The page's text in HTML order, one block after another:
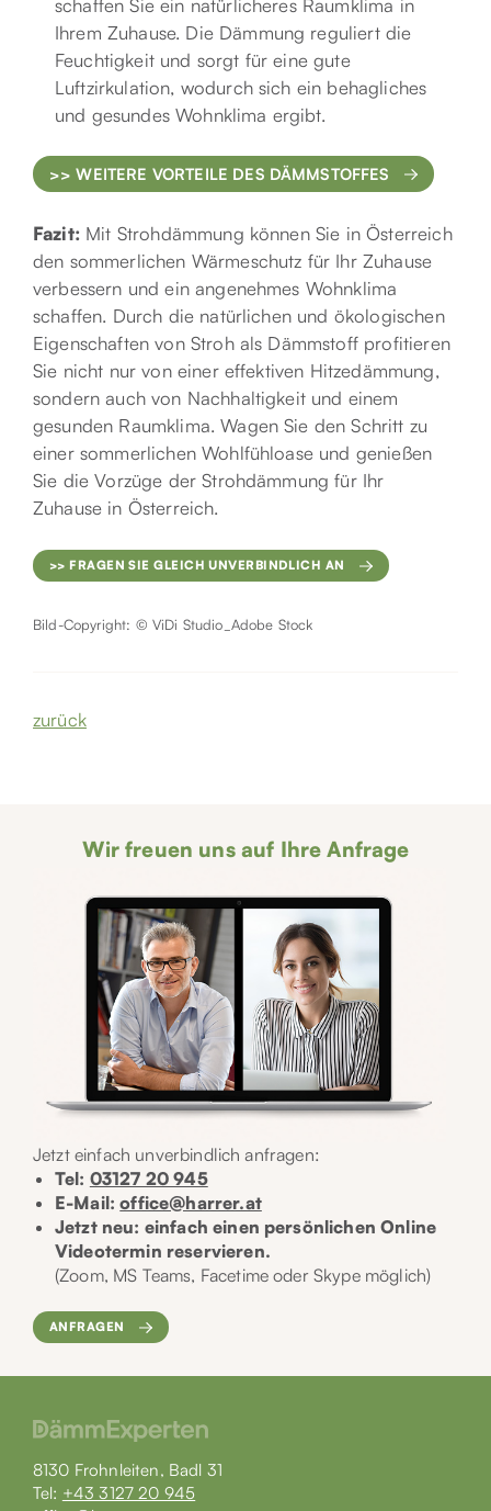
Ihrem Zuhause. Die Dämmung reguliert die
Feuchtigkeit und sorgt für eine gute
Luftzirkulation, wodurch sich ein behagliches
und gesundes Wohnklima ergibt.
>> WEITERE VORTEILE DES DÄMMSTOFFES
Fazit: Mit Strohdämmung können Sie in Österreich
den sommerlichen Wärmeschutz für Ihr Zuhause
verbessern und ein angenehmes Wohnklima
schaffen. Durch die natürlichen und ökologischen
Eigenschaften von Stroh als Dämmstoff profitieren
Sie nicht nur von einer effektiven Hitzedämmung,
sondern auch von Nachhaltigkeit und einem
gesunden Raumklima. Wagen Sie den Schritt zu
einer sommerlichen Wohlfühloase und genießen
Sie die Vorzüge der Strohdämmung für Ihr
Zuhause in Österreich.
>> FRAGEN SIE GLEICH UNVERBINDLICH AN
Bild-Copyright: © ViDi Studio_Adobe Stock
zurück
Wir freuen uns auf Ihre Anfrage
Jetzt einfach unverbindlich anfragen:
Tel: 03127 20 945
E-Mail:office@harrer.at
Jetzt neu: einfach einen persönlichen Online
Videotermin reservieren.
(Zoom, MS Teams, Facetime oder Skype möglich)
ANFRAGEN
8130 Frohnleiten, Badl 31
Tel: +43 3127 20 945